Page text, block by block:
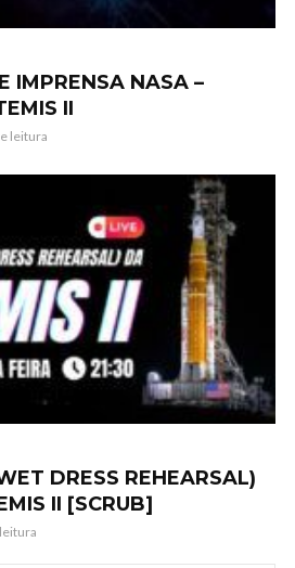
IMPRENSA NASA –
II
leitura
DRESS REHEARSAL)
II [SCRUB]